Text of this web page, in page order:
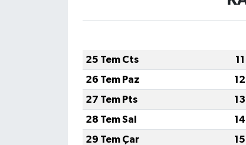
25 Tem Cts
26 Tem Paz
27 Tem Pts
28 Tem Sal
29 Tem Çar